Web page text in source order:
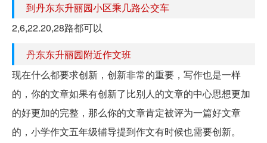
到丹东东升丽园小区乘几路公交车
2,6,22.20,28路都可以
丹东东升丽园附近作文班
现在什么都要求创新，创新非常的重要，写作也是一样
的，你的文章如果有创新了比别人的文章的中心思想更加
的好更加的完整，那么你的文章肯定被评为一篇好文章
的，小学作文五年级辅导提到作文有时候也需要创新。